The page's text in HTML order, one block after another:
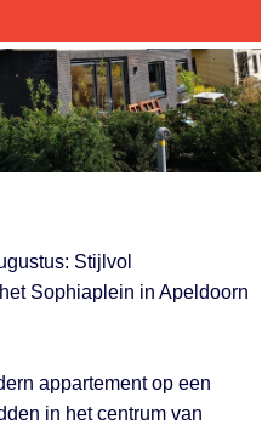
Stijlvol
Sophiaplein in Apeldoorn
appartement op een
in het centrum van